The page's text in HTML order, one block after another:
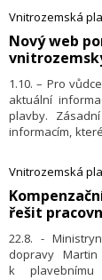
Projekt je
cestě jako
dlouhodobě
Vnitrozemská
​Nový web
1.10. – Pro
aktuální
plavby.
informacím,
v posledních
informace
začal fungovat
Vnitrozemská
řešit
22.8. -
dopravy
k